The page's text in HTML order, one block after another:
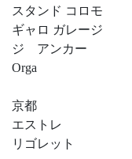
スタンド コロモ
ギャロ ガレージ
ジ アンカー
Orga
京都
エストレ
リゴレット